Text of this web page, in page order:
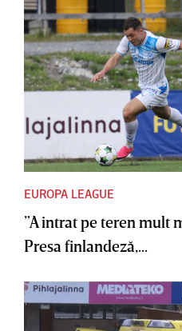
EUROPA LEAGUE
”A intrat pe teren mult
Presa finlandeză,...